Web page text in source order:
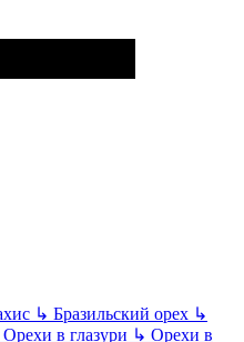
↳ Бразильский орех ↳
Орехи в глазури ↳ Орехи в